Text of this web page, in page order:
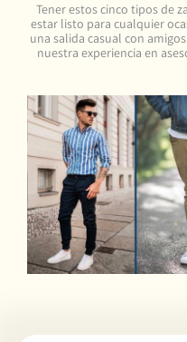
Tener estos cinco tipos de
estar listo para cualquier
una salida casual con
nuestra experiencia en